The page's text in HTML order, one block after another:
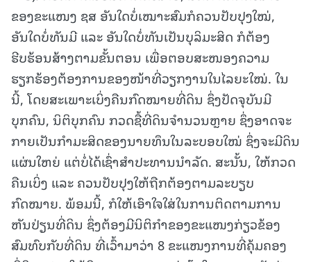
ຂອງຂະແໜງ ຊສ ອັນໃດບໍ່ເໝາະສົມກໍຄວນປັບປຸງໃໝ່,
ອັນໃດບໍ່ທັນມີ ແລະ ອັນໃດບໍ່ທັນເປັນບຸລິມະສິດ ກໍຕ້ອງ
ຮີບຮ້ອນສ້າງຕາມຂັ້ນຕອນ ເພື່ອຕອບສະໜອງຄວາມ
ຮຽກຮ້ອງຕ້ອງການຂອງໜ້າທີ່ວຽກງານໃນໄລຍະໃໝ່. ໃນ
ນີ້, ໂດຍສະເພາະເບິ່ງຄືນກົດໝາຍທີ່ດິນ ຊຶ່ງປັດຈຸບັນມີ
ບຸກຄົນ, ນິຕິບຸກຄົນ ກວດຊື້ທີ່ດິນຈໍານວນຫຼາຍ ຊຶ່ງອາດຈະ
ກາຍເປັນກຳມະສິດຂອງນາຍທຶນໃນລະບອບໃໝ່ ຊຶ່ງຈະມີດິນ
ແຜ່ນໃຫຍ່ ແຕ່ບໍ່ໄດ້ເຊົ່າສຳປະທານນໍາລັດ. ສະນັ້ນ, ໃຫ້ກວດ
ຄືນເບິ່ງ ແລະ ຄວນປັບປຸງໃຫ້ຖືກຕ້ອງຕາມລະບຽບ
ກົດໝາຍ. ພ້ອມນີ້, ກໍໃຫ້ເອົາໃຈໃສ່ໃນການຕິດຕາມການ
ຫັນປ່ຽນທີ່ດິນ ຊຶ່ງຕ້ອງມີນິຕິກຳຂອງຂະແໜງກ່ຽວຂ້ອງ
ສົມທົບກັບທີ່ດິນ ທີ່ເວົ້າມາວ່າ 8 ຂະແໜງການທີ່ຄຸ້ມຄອງ